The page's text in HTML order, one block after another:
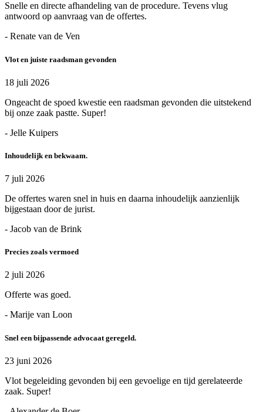
Snelle en directe afhandeling van de procedure. Tevens vlug
antwoord op aanvraag van de offertes.
- Renate van de Ven
Vlot en juiste raadsman gevonden
18 juli 2026
Ongeacht de spoed kwestie een raadsman gevonden die uitstekend
bij onze zaak pastte. Super!
- Jelle Kuipers
Inhoudelijk en bekwaam.
7 juli 2026
De offertes waren snel in huis en daarna inhoudelijk aanzienlijk
bijgestaan door de jurist.
- Jacob van de Brink
Precies zoals vermoed
2 juli 2026
Offerte was goed.
- Marije van Loon
Snel een bijpassende advocaat geregeld.
23 juni 2026
Vlot begeleiding gevonden bij een gevoelige en tijd gerelateerde
zaak. Super!